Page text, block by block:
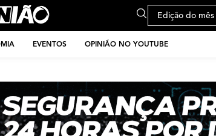
Edição do mês
EVENTOS OPINIÃO NO YOUTUBE